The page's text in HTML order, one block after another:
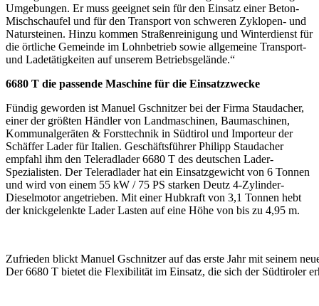
Umgebungen. Er muss geeignet sein für den Einsatz einer Beton-
Mischschaufel und für den Transport von schweren Zyklopen- und
Natursteinen. Hinzu kommen Straßenreinigung und Winterdienst für
die örtliche Gemeinde im Lohnbetrieb sowie allgemeine Transport-
und Ladetätigkeiten auf unserem Betriebsgelände.“
6680 T die passende Maschine für die Einsatzzwecke
Fündig geworden ist Manuel Gschnitzer bei der Firma Staudacher,
einer der größten Händler von Landmaschinen, Baumaschinen,
Kommunalgeräten & Forsttechnik in Südtirol und Importeur der
Schäffer Lader für Italien. Geschäftsführer Philipp Staudacher
empfahl ihm den Teleradlader 6680 T des deutschen Lader-
Spezialisten. Der Teleradlader hat ein Einsatzgewicht von 6 Tonnen
und wird von einem 55 kW / 75 PS starken Deutz 4-Zylinder-
Dieselmotor angetrieben. Mit einer Hubkraft von 3,1 Tonnen hebt
der knickgelenkte Lader Lasten auf eine Höhe von bis zu 4,95 m.
Zufrieden blickt Manuel Gschnitzer auf das erste Jahr mit seinem
Der 6680 T bietet die Flexibilität im Einsatz, die sich der Südtiroler